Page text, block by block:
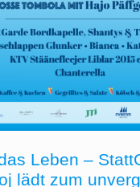
Leben –
lädt zum